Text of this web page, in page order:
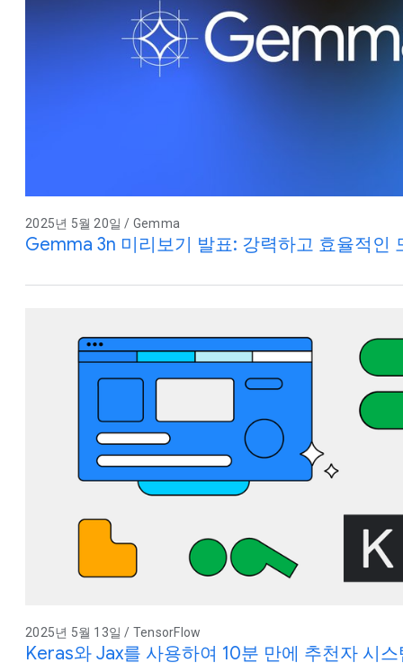
2025년 5월 20일 / Gemma
Gemma 3n 미리보기 발표: 강력하고 효율적인
2025년 5월 13일 / TensorFlow
Keras와 Jax를 사용하여 10분 만에 추천자 시